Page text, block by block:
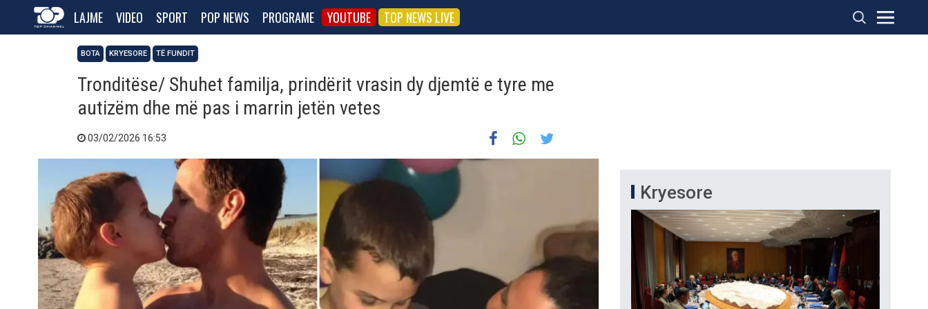
LAJME VIDEO SPORT POP NEWS PROGRAME YOUTUBE TOP NEWS LIVE
BOTA KRYESORE TË FUNDIT
Tronditëse/ Shuhet familja, prindërit vrasin dy djemtë e tyre me
autizëm dhe më pas i marrin jetën vetes
03/02/2026 16:53
Kryesore